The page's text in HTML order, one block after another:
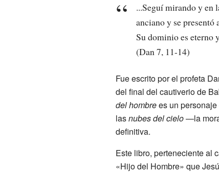
...Seguí mirando y en
anciano y se
Su dominio es eterno
(Dan 7, 11-14)
Fue escrito por el profeta
del final del cautiverio de
del hombrees un personaje
lasnubes del cielo—la
definitiva.
Este libro, perteneciente al
«Hijo del Hombre» que